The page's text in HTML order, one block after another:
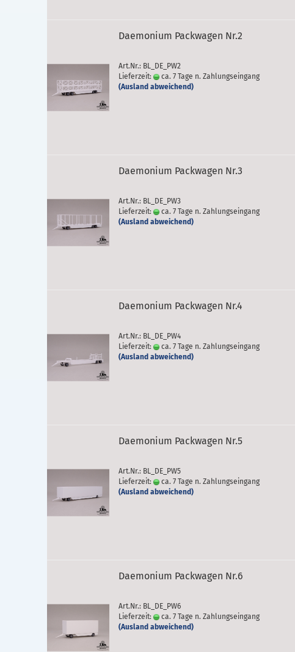
Daemonium Packwagen Nr.2
Art.Nr.: BL_DE_PW2
Lieferzeit:
ca. 7 Tage n. Zahlungseingang
(Ausland abweichend)
Daemonium Packwagen Nr.3
Art.Nr.: BL_DE_PW3
Lieferzeit:
ca. 7 Tage n. Zahlungseingang
(Ausland abweichend)
Daemonium Packwagen Nr.4
Art.Nr.: BL_DE_PW4
Lieferzeit:
ca. 7 Tage n. Zahlungseingang
(Ausland abweichend)
Daemonium Packwagen Nr.5
Art.Nr.: BL_DE_PW5
Lieferzeit:
ca. 7 Tage n. Zahlungseingang
(Ausland abweichend)
Daemonium Packwagen Nr.6
Art.Nr.: BL_DE_PW6
Lieferzeit:
ca. 7 Tage n. Zahlungseingang
(Ausland abweichend)